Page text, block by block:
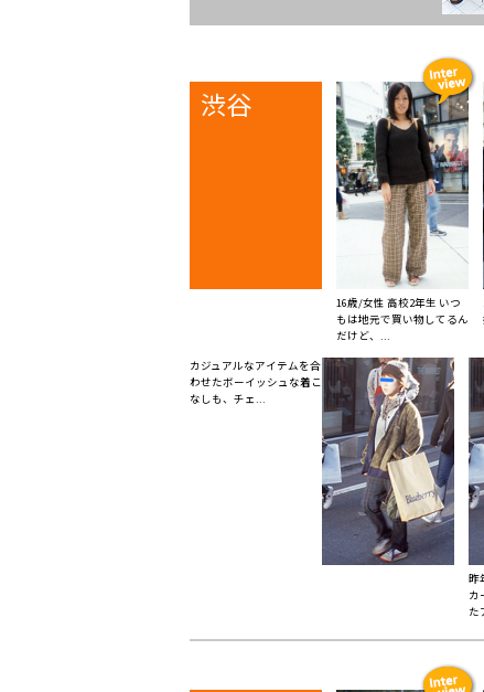
渋谷
16歳/女性 高校2年生 いつ
もは地元で買い物してるん
だけど、...
カジュアルなアイテムを合
わせたボーイッシュな着こ
なしも、チェ...
昨
カ
た